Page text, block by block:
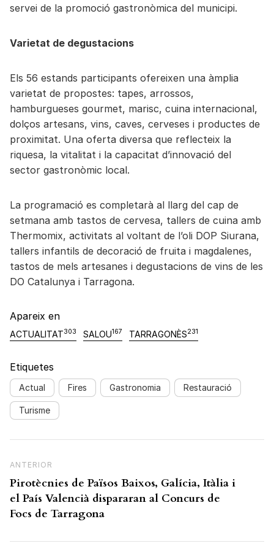
servei de la promoció gastronòmica del municipi.
Varietat de degustacions
Els 56 estands participants ofereixen una àmplia
varietat de propostes: tapes, arrossos,
hamburgueses gourmet, marisc, cuina internacional,
dolços artesans, vins, caves, cerveses i productes de
proximitat. Una oferta diversa que reflecteix la
riquesa, la vitalitat i la capacitat d’innovació del
sector gastronòmic local.
La programació es completarà al llarg del cap de
setmana amb tastos de cervesa, tallers de cuina amb
Thermomix, activitats al voltant de l’oli DOP Siurana,
tallers infantils de decoració de fruita i magdalenes,
tastos de mels artesanes i degustacions de vins de les
DO Catalunya i Tarragona.
Apareix en
ACTUALITAT303 SALOU167 TARRAGONÈS231
Etiquetes
Actual Fires Gastronomia Restauració
Turisme
Previous Post
ANTERIOR
Pirotècnies de Països Baixos, Galícia, Itàlia i
el País Valencià dispararan al Concurs de
Focs de Tarragona